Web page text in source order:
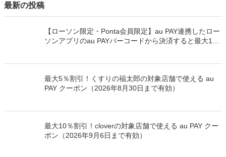
最新の投稿
【ローソン限定・Ponta会員限定】au PAY連携したロー
ソンアプリのau PAYバーコードから決済すると最大100
最大5％割引！くすりの福太郎の対象店舗で使える au
PAY クーポン（2026年8月30日まで有効）
最大10％割引！cloverの対象店舗で使える au PAY クー
ポン（2026年9月6日まで有効）